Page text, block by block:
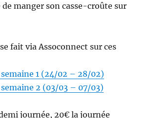
manger son casse-croûte sur
fait via Assoconnect sur ces
1 (24/02 – 28/02)
2 (03/03 – 07/03)
journée, 20€ la journée